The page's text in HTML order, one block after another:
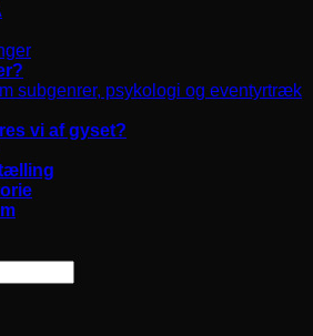
subgenrer, psykologi og eventyrtræk
vi af gyset?